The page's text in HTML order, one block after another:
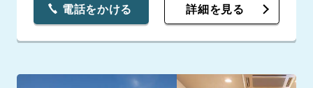
電話をかける 詳細を見る